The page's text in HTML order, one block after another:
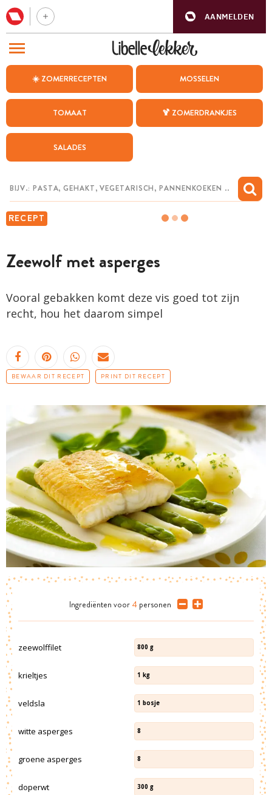
AANMELDEN
☀️ ZOMERRECEPTEN MOSSELEN
TOMAAT 🍹 ZOMERDRANKJES
SALADES
RECEPT
Zeewolf met asperges
Vooral gebakken komt deze vis goed tot zijn
recht, hou het daarom simpel
BEWAAR DIT RECEPT PRINT DIT RECEPT
Ingrediënten voor 4 personen
zeewolffilet 800 g
krieltjes 1 kg
veldsla 1 bosje
witte asperges 8
groene asperges 8
doperwt 300 g
BEZOEK ONZE ANDERE WEBSITES
WEEKMENU
CHAT MET MAIA
MIJN BEWAARDE RECEPTEN